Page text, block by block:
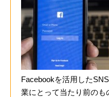
Facebookを活用した
業にとって当たり前の